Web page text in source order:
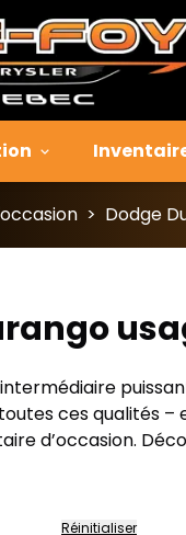
> Dodge
intermédiaire
ces qualités –
d’occasion.
Réinitialiser